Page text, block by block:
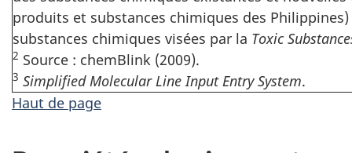
produits et substances chimiques des Philippines)
substances chimiques visées par la Toxic
2 Source : chemBlink (2009).
3 Simplified Molecular Line Input Entry System.
Haut de page